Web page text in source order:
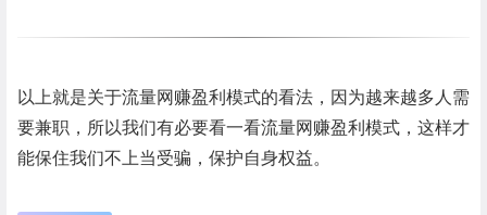
以上就是关于流量网赚盈利模式的看法，因为越来越多人需
要兼职，所以我们有必要看一看流量网赚盈利模式，这样才
能保住我们不上当受骗，保护自身权益。